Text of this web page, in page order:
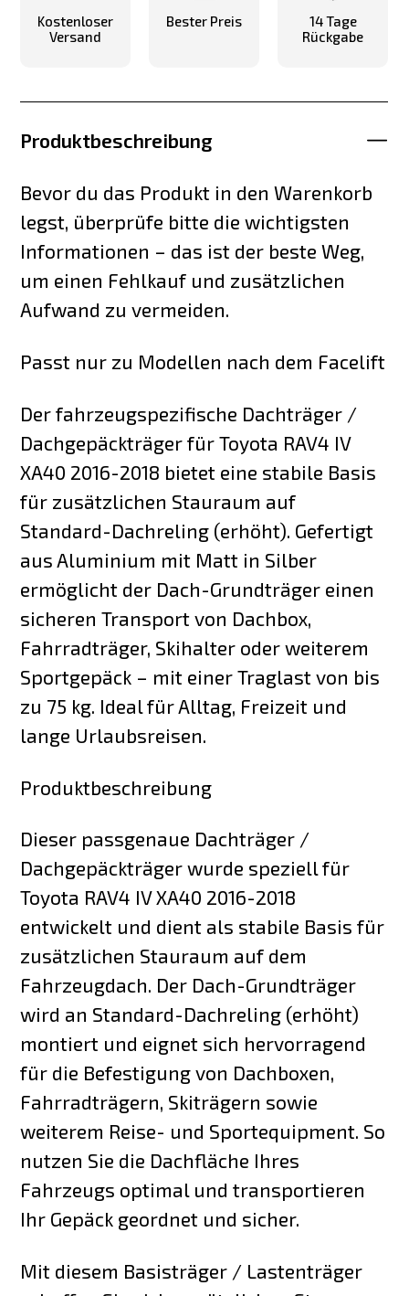
Kostenloser
Versand
Bester Preis
14 Tage
Rückgabe
Produktbeschreibung
Bevor du das Produkt in den Warenkorb
legst, überprüfe bitte die wichtigsten
Informationen – das ist der beste Weg,
um einen Fehlkauf und zusätzlichen
Aufwand zu vermeiden.
Passt nur zu Modellen nach dem Facelift
Der fahrzeugspezifische Dachträger /
Dachgepäckträger für Toyota RAV4 IV
XA40 2016-2018 bietet eine stabile Basis
für zusätzlichen Stauraum auf
Standard-Dachreling (erhöht). Gefertigt
aus Aluminium mit Matt in Silber
ermöglicht der Dach-Grundträger einen
sicheren Transport von Dachbox,
Fahrradträger, Skihalter oder weiterem
Sportgepäck – mit einer Traglast von bis
zu 75 kg. Ideal für Alltag, Freizeit und
lange Urlaubsreisen.
Produktbeschreibung
Dieser passgenaue Dachträger /
Dachgepäckträger wurde speziell für
Toyota RAV4 IV XA40 2016-2018
entwickelt und dient als stabile Basis für
zusätzlichen Stauraum auf dem
Fahrzeugdach. Der Dach-Grundträger
wird an Standard-Dachreling (erhöht)
montiert und eignet sich hervorragend
für die Befestigung von Dachboxen,
Fahrradträgern, Skiträgern sowie
weiterem Reise- und Sportequipment. So
nutzen Sie die Dachfläche Ihres
Fahrzeugs optimal und transportieren
Ihr Gepäck geordnet und sicher.
Mit diesem Basisträger / Lastenträger